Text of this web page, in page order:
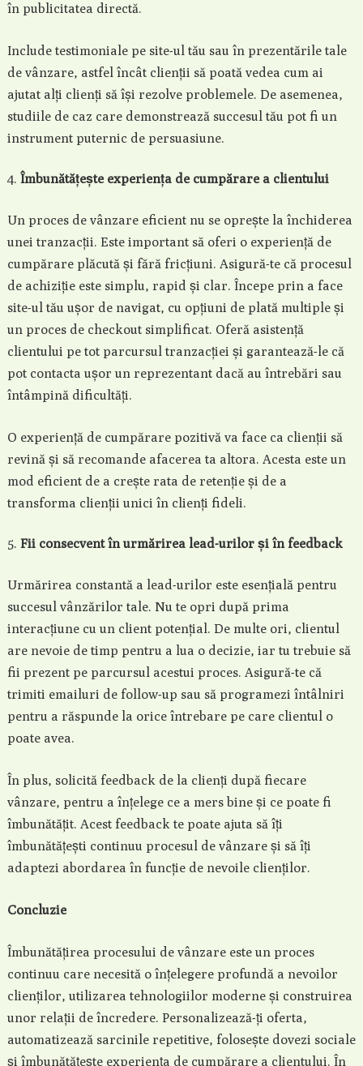
în publicitatea directă.
Include testimoniale pe site-ul tău sau în prezentările tale
de vânzare, astfel încât clienții să poată vedea cum ai
ajutat alți clienți să își rezolve problemele. De asemenea,
studiile de caz care demonstrează succesul tău pot fi un
instrument puternic de persuasiune.
Îmbunătățește experiența de cumpărare a clientului
Un proces de vânzare eficient nu se oprește la închiderea
unei tranzacții. Este important să oferi o experiență de
cumpărare plăcută și fără fricțiuni. Asigură-te că procesul
de achiziție este simplu, rapid și clar. Începe prin a face
site-ul tău ușor de navigat, cu opțiuni de plată multiple și
un proces de checkout simplificat. Oferă asistență
clientului pe tot parcursul tranzacției și garantează-le că
pot contacta ușor un reprezentant dacă au întrebări sau
întâmpină dificultăți.
O experiență de cumpărare pozitivă va face ca clienții să
revină și să recomande afacerea ta altora. Acesta este un
mod eficient de a crește rata de retenție și de a
transforma clienții unici în clienți fideli.
Fii consecvent în urmărirea lead-urilor și în feedback
Urmărirea constantă a lead-urilor este esențială pentru
succesul vânzărilor tale. Nu te opri după prima
interacțiune cu un client potențial. De multe ori, clientul
are nevoie de timp pentru a lua o decizie, iar tu trebuie să
fii prezent pe parcursul acestui proces. Asigură-te că
trimiti emailuri de follow-up sau să programezi întâlniri
pentru a răspunde la orice întrebare pe care clientul o
poate avea.
În plus, solicită feedback de la clienți după fiecare
vânzare, pentru a înțelege ce a mers bine și ce poate fi
îmbunătățit. Acest feedback te poate ajuta să îți
îmbunătățești continuu procesul de vânzare și să îți
adaptezi abordarea în funcție de nevoile clienților.
Concluzie
Îmbunătățirea procesului de vânzare este un proces
continuu care necesită o înțelegere profundă a nevoilor
clienților, utilizarea tehnologiilor moderne și construirea
unor relații de încredere. Personalizează-ți oferta,
automatizează sarcinile repetitive, folosește dovezi sociale
și îmbunătățește experiența de cumpărare a clientului. În